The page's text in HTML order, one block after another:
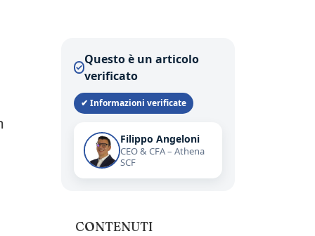
✓
Questo è un articolo
verificato
✔ Informazioni verificate
Filippo Angeloni
CEO & CFA – Athena
SCF
CONTENUTI